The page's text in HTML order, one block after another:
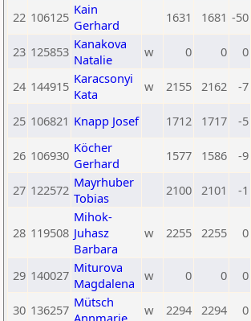
22 106125 Kain
Gerhard
1631 1681 -50
23 125853 Kanakova
Natalie
w 0 0 0
24 144915 Karacsonyi
Kata
w 2155 2162 -7
25 106821 Knapp Josef 1712 1717 -5
26 106930 Köcher
Gerhard
1577 1586 -9
27 122572 Mayrhuber
Tobias
2100 2101 -1
28 119508
Mihok-
Juhasz
Barbara
w 2255 2255 0
29 140027 Miturova
Magdalena
w 0 0 0
30 136257 Mütsch
Annmarie
w 2294 2294 0